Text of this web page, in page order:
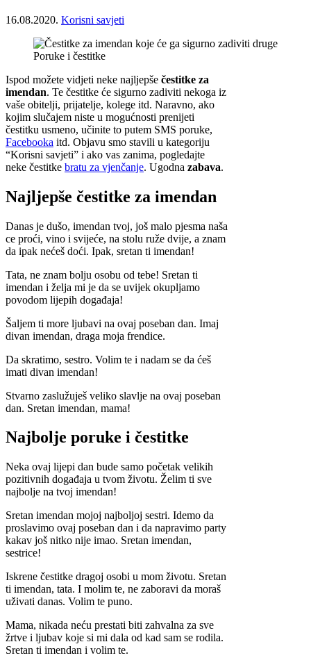
16.08.2020. Korisni savjeti
Poruke i čestitke
Ispod možete vidjeti neke najljepše čestitke za
imendan. Te čestitke će sigurno zadiviti nekoga iz
vaše obitelji, prijatelje, kolege itd. Naravno, ako
kojim slučajem niste u mogućnosti prenijeti
čestitku usmeno, učinite to putem SMS poruke,
Facebooka itd. Objavu smo stavili u kategoriju
“Korisni savjeti” i ako vas zanima, pogledajte
neke čestitke bratu za vjenčanje. Ugodna zabava.
Najljepše čestitke za imendan
Danas je dušo, imendan tvoj, još malo pjesma naša
ce proći, vino i svijeće, na stolu ruže dvije, a znam
da ipak nećeš doći. Ipak, sretan ti imendan!
Tata, ne znam bolju osobu od tebe! Sretan ti
imendan i želja mi je da se uvijek okupljamo
povodom lijepih događaja!
Šaljem ti more ljubavi na ovaj poseban dan. Imaj
divan imendan, draga moja frendice.
Da skratimo, sestro. Volim te i nadam se da ćeš
imati divan imendan!
Stvarno zaslužuješ veliko slavlje na ovaj poseban
dan. Sretan imendan, mama!
Najbolje poruke i čestitke
Neka ovaj lijepi dan bude samo početak velikih
pozitivnih događaja u tvom životu. Želim ti sve
najbolje na tvoj imendan!
Sretan imendan mojoj najboljoj sestri. Idemo da
proslavimo ovaj poseban dan i da napravimo party
kakav još nitko nije imao. Sretan imendan,
sestrice!
Iskrene čestitke dragoj osobi u mom životu. Sretan
ti imendan, tata. I molim te, ne zaboravi da moraš
uživati danas. Volim te puno.
Mama, nikada neću prestati biti zahvalna za sve
žrtve i ljubav koje si mi dala od kad sam se rodila.
Sretan ti imendan i volim te.